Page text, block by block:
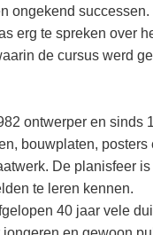
ongekend
erg te spreken over
de cursus werd
ontwerper en
bouwplaten,
De planisfeer
te leren kennen.
40 jaar vele